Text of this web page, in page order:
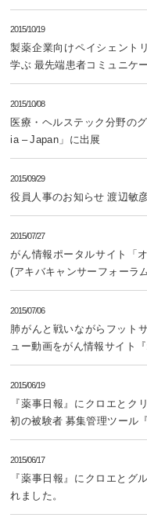
2015/10/19
製薬企業向けペイシェント
学ぶ 最先端患者コミュニケ
2015/10/08
医療・ヘルステック分野の
ia – Japan」に出展
2015/09/29
役員人事のお知らせ 渡辺敏
2015/07/27
がん情報ポータルサイト「
(アキバキャンサーフォーラ
2015/07/06
肺がんと戦いながらフット
ュー動画をがん情報サイト
2015/06/19
『薬事日報』にクロエとク
初の被験者 募集管理ツール
2015/06/17
『薬事日報』にクロエとグ
れました。